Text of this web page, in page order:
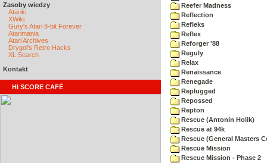
Zasoby wiedzy
Atariki
XWiki
Gury's Atari 8-bit Forever
Atarimania
Atari Archives
Drygol's Retro Hacks
XL Search
Kontakt
HI SCORE CAFÉ
Reefer Madness
Reflection
Refleks
Reflex
Reforger '88
Reguly
Relax
Renaissance
Renegade
Replugged
Repossed
Repton
Rescue (Antonin Holik)
Rescue at 94k
Rescue (General Masters
Rescue Mission
Rescue Mission - Phase 2